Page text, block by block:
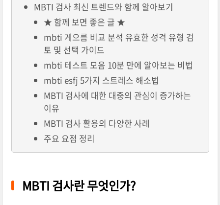
MBTI 검사 최신 트렌드와 함께 알아보기
★ 함께 보면 좋은 글 ★
mbti 게으름 비교 분석 유효한 성격 유형 검
토 및 선택 가이드
mbti 테스트 모음 10분 만에 알아보는 비법
mbti esfj 5가지 스트레스 해소법
MBTI 검사에 대한 대중의 관심이 증가하는
이유
MBTI 검사 활용의 다양한 사례
주요 요점 정리
MBTI 검사란 무엇인가?